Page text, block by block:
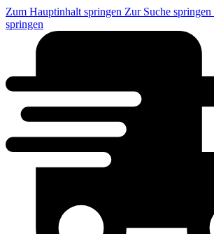
Zum Hauptinhalt springen Zur Suche springen
springen